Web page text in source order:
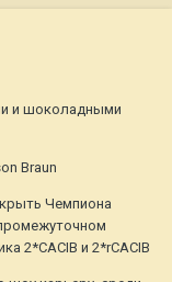
и шоколадными
Braun
Чемпиона
2*CACIB и 2*rCACIB